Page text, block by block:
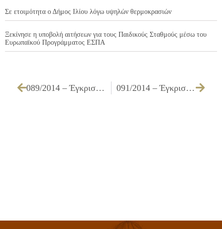
Σε ετοιμότητα ο Δήμος Ιλίου λόγω υψηλών θερμοκρασιών
Ξεκίνησε η υποβολή αιτήσεων για τους Παιδικούς Σταθμούς μέσω του
Ευρωπαϊκού Προγράμματος ΕΣΠΑ
089/2014 – Έγκριση πίστωσης και τεχνικών προδιαγραφών για την «Προμήθεια ειδών απολυμαντικών, υγιεινής, καθαριότητας και ευπρεπισμού για τους παιδικούς και βρεφονηπιακούς σταθμούς» 091/2014 – Έγκριση τεχνικών προδιαγραφών και όρων διακήρυξης για την «Προμήθεια στεφανιών για διάφορες εκδηλώσεις – δεξιώσεις – εθνικές ή τοπικές εορτές του Δήμου μας»